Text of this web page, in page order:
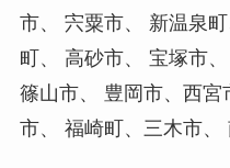
市、 宍粟市、 新温泉
町、 高砂市、 宝塚市
篠山市、 豊岡市、西
市、 福崎町、三木市